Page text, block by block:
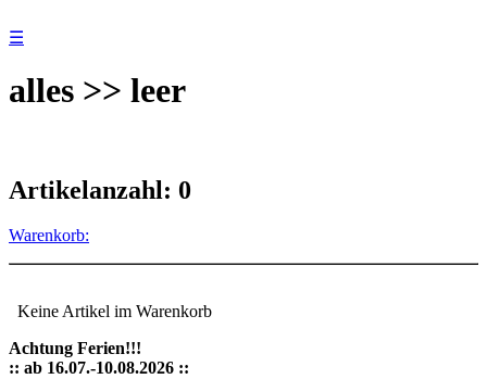
☰
alles >> leer
Artikelanzahl: 0
Warenkorb:
Keine Artikel im Warenkorb
Achtung Ferien!!!
:: ab 16.07.-10.08.2026 ::